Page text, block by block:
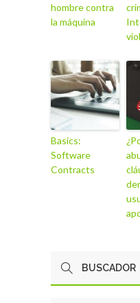
hombre contra
la máquina
Basics:
Software
Contracts